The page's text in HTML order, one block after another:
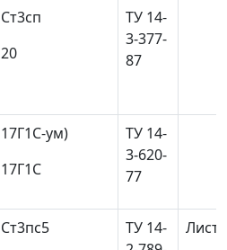
Ст3сп
20
ТУ 14-
3-377-
87
17Г1С-ум)
17Г1С
ТУ 14-
3-620-
77
Ст3пс5
ТУ 14-
Лист